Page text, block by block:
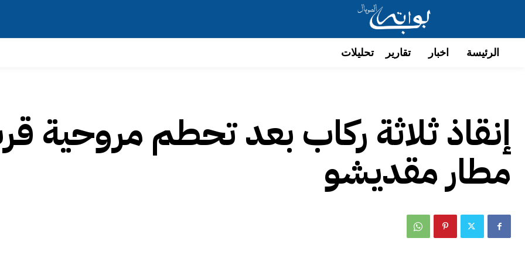
الرئيسة اخبار تقارير تحليلات
إنقاذ ثلاثة ركاب بعد تحطم مروحية
مطار مقديشو